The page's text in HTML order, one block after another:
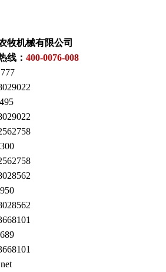
牧机械有限公司
线： 400-0076-008